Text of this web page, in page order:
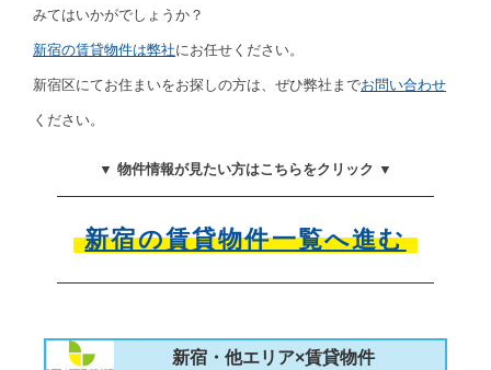
みてはいかがでしょうか？
新宿の賃貸物件は弊社にお任せください。
新宿区にてお住まいをお探しの方は、ぜひ弊社までお問い合わせ
ください。
▼ 物件情報が見たい方はこちらをクリック ▼
新宿の賃貸物件一覧へ進む
新宿・他エリア×賃貸物件